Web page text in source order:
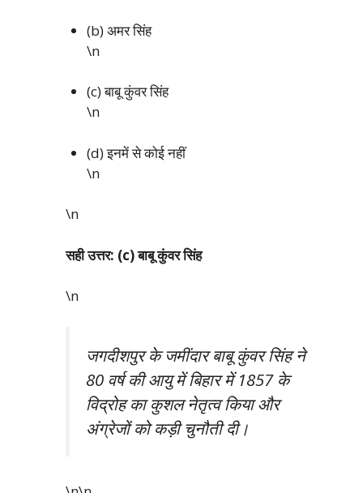
(b) अमर सिंह
\n
(c) बाबू कुंवर सिंह
\n
(d) इनमें से कोई नहीं
\n
\n
सही उत्तर: (c) बाबू कुंवर सिंह
\n
जगदीशपुर के जमींदार बाबू कुंवर सिंह ने
80 वर्ष की आयु में बिहार में 1857 के
विद्रोह का कुशल नेतृत्व किया और
अंग्रेजों को कड़ी चुनौती दी।